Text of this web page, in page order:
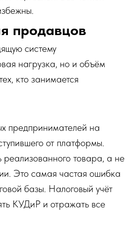
продавцов
систему
нагрузка, но и объём
кто занимается
предпринимателей на
от платформы.
реализованного товара, а не
Это самая частая ошибка
базы. Налоговый учёт
КУДиР и отражать все